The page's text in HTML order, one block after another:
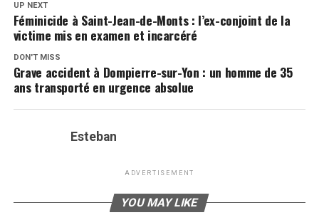
UP NEXT
Féminicide à Saint-Jean-de-Monts : l’ex-conjoint de la
victime mis en examen et incarcéré
DON'T MISS
Grave accident à Dompierre-sur-Yon : un homme de 35
ans transporté en urgence absolue
Esteban
ADVERTISEMENT
YOU MAY LIKE